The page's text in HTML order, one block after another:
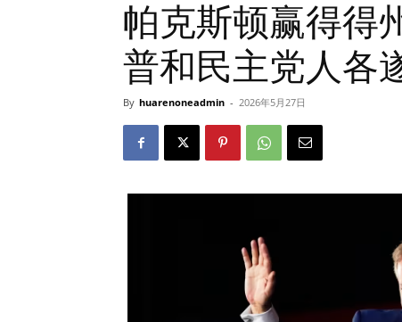
帕克斯顿赢得得
普和民主党人各
By huarenoneadmin - 2026年5月27日